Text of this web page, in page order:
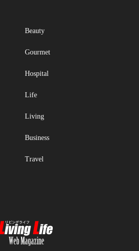
Beauty
Gourmet
Hospital
Life
Living
Business
Travel